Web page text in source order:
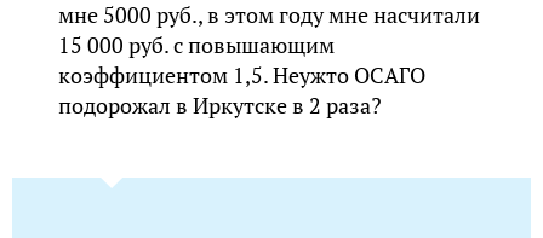
мне 5000 руб., в этом году мне насчитали
15 000 руб. с повышающим
коэффициентом 1,5. Неужто ОСАГО
подорожал в Иркутске в 2 раза?